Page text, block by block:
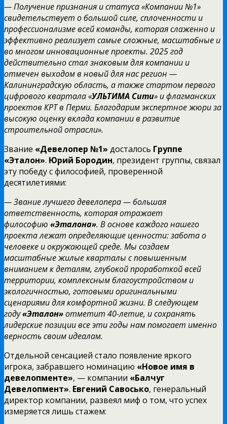
— Получение признания и статуса «Компании №1»
свидетельствует о большой силе, сплоченности и
профессионализме всей команды, которая слаженно и
эффективно реализует самые сложные, масштабные и
во многом инновационные проекты. 2025 год
действительно стал знаковым для компании и
отмечен выходом в новый для нас регион —
Калининградскую область, а также стартом первого
цифрового квартала «УЛЬТИМА Сити» и флагманских
проектов КРТ в Перми. Благодарим экспертное жюри за
высокую оценку вклада компании в развитие
строительной отрасли».
Звание «Девелопер №1» досталось Группе
«Эталон». Юрий Бородин, президент группы, связал
эту победу с философией, проверенной
десятилетиями:
— Звание лучшего девелопера — большая
ответственность, которая отражает
философию «Эталона». В основе каждого нашего
проекта лежат определяющие ценности: забота о
человеке и окружающей среде. Мы создаем
масштабные жилые кварталы с повышенным
вниманием к деталям, глубокой проработкой всей
территории, комплексным благоустройством и
экологичностью, готовыми оригинальными
сценариями для комфортной жизни. В следующем
году«Эталон»отметит 40-летие, и сохранять
лидерские позиции все эти годы нам помогает именно
верность своим идеалам.
Отдельной сенсацией стало появление яркого
игрока, забравшего номинацию «Новое имя в
девелопменте», — компании «Балчуг
Девелопмент». Евгений Савосько, генеральный
директор компании, развеял миф о том, что успех
измеряется лишь стажем: